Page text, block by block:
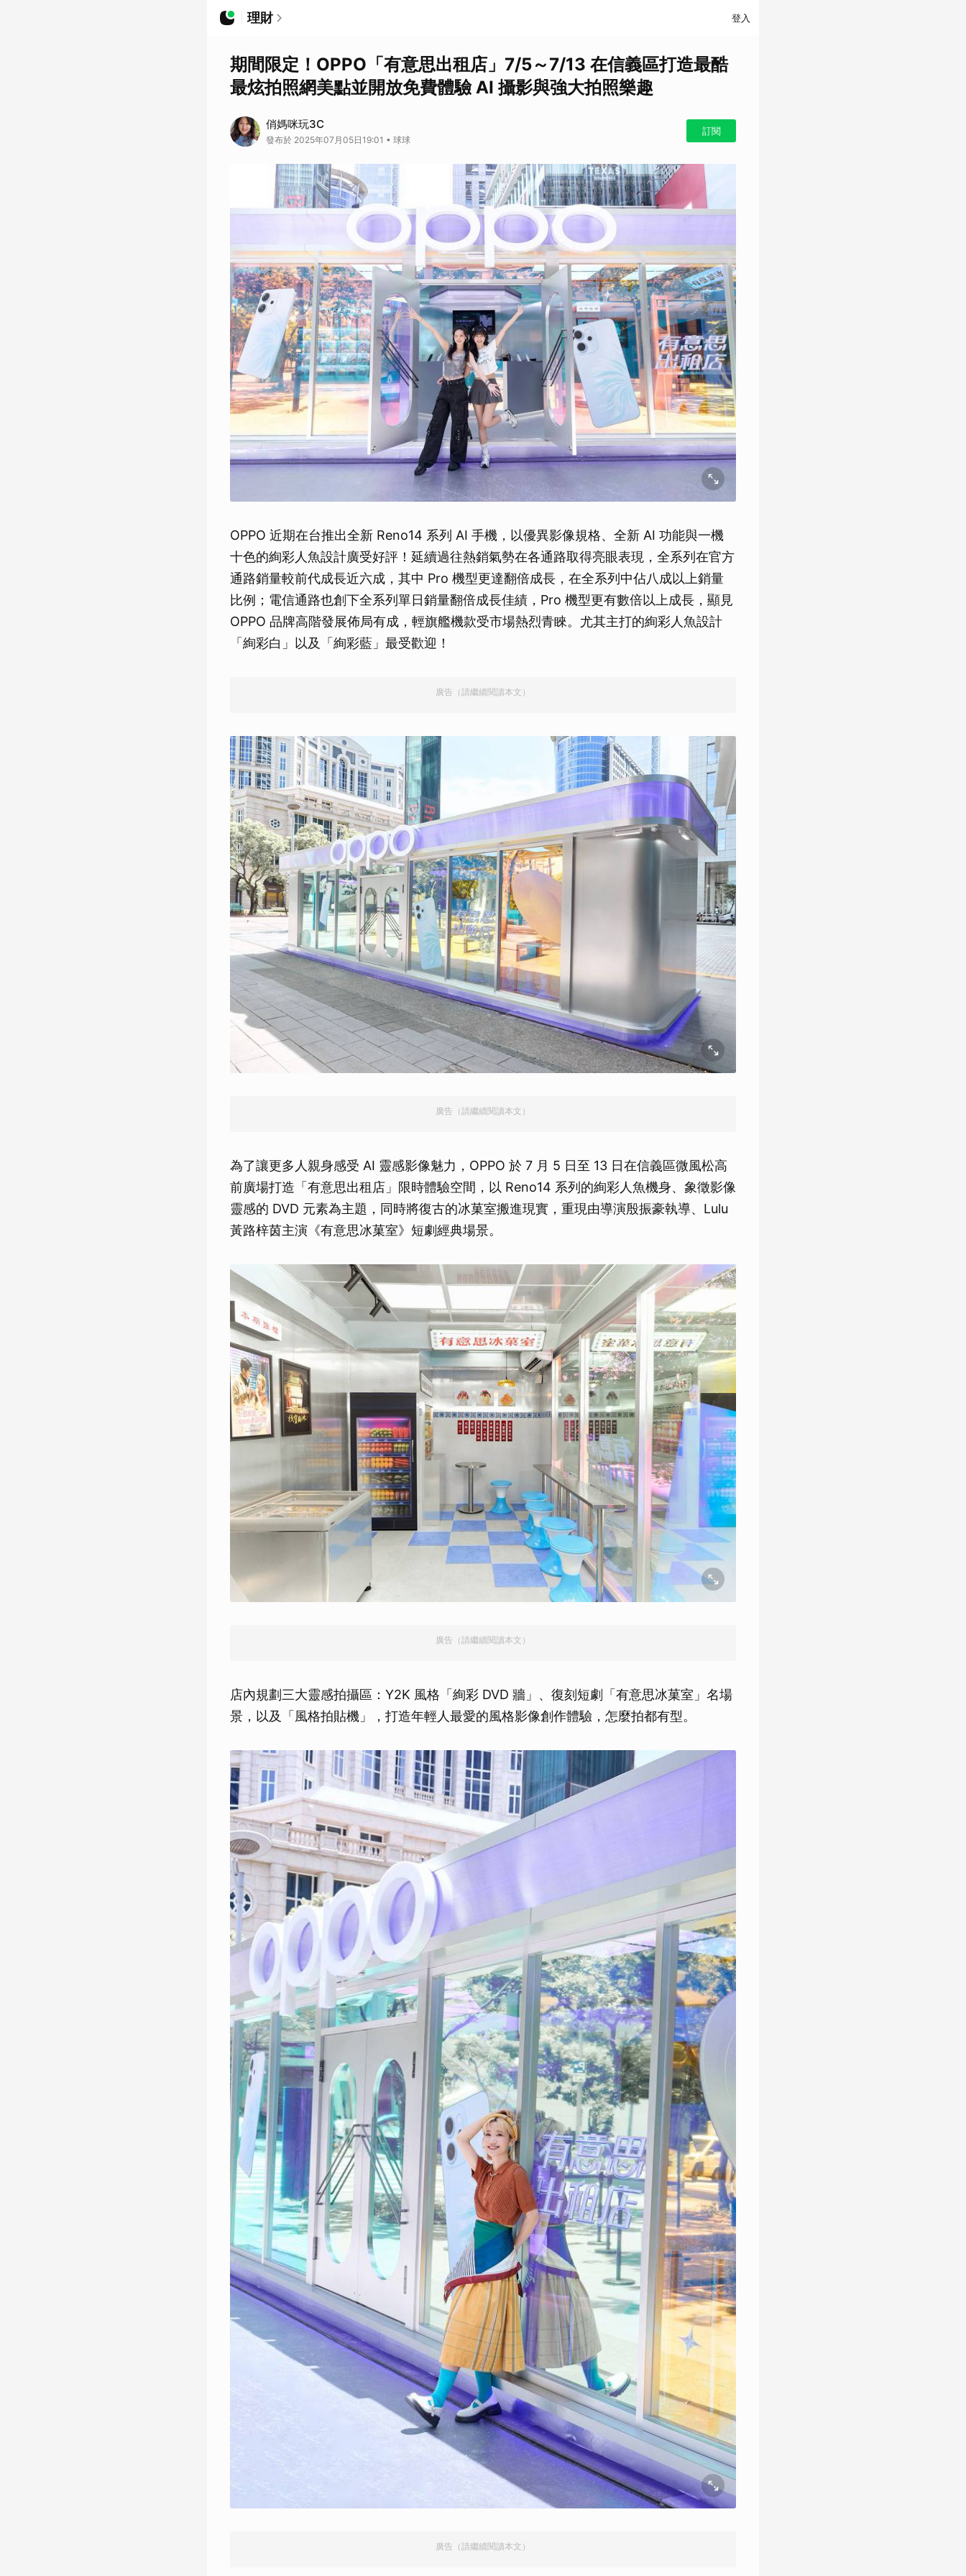
理財 登入
期間限定！OPPO「有意思出租店」7/5～7/13 在信義區打造最酷
最炫拍照網美點並開放免費體驗 AI 攝影與強大拍照樂趣
俏媽咪玩3C
發布於 2025年07月05日19:01 • 球球
訂閱
OPPO 近期在台推出全新 Reno14 系列 AI 手機，以優異影像規格、全新 AI 功能與一機
十色的絢彩人魚設計廣受好評！延續過往熱銷氣勢在各通路取得亮眼表現，全系列在官方
通路銷量較前代成長近六成，其中 Pro 機型更達翻倍成長，在全系列中佔八成以上銷量
比例；電信通路也創下全系列單日銷量翻倍成長佳績，Pro 機型更有數倍以上成長，顯見
OPPO 品牌高階發展佈局有成，輕旗艦機款受市場熱烈青睞。尤其主打的絢彩人魚設計
「絢彩白」以及「絢彩藍」最受歡迎！
廣告（請繼續閱讀本文）
廣告（請繼續閱讀本文）
為了讓更多人親身感受 AI 靈感影像魅力，OPPO 於 7 月 5 日至 13 日在信義區微風松高
前廣場打造「有意思出租店」限時體驗空間，以 Reno14 系列的絢彩人魚機身、象徵影像
靈感的 DVD 元素為主題，同時將復古的冰菓室搬進現實，重現由導演殷振豪執導、Lulu
黃路梓茵主演《有意思冰菓室》短劇經典場景。
廣告（請繼續閱讀本文）
店內規劃三大靈感拍攝區：Y2K 風格「絢彩 DVD 牆」、復刻短劇「有意思冰菓室」名場
景，以及「風格拍貼機」，打造年輕人最愛的風格影像創作體驗，怎麼拍都有型。
廣告（請繼續閱讀本文）